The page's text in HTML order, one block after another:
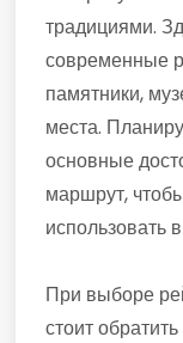
традициями.
современные
памятники,
места.
основные
маршрут,
использовать
При выборе
стоит